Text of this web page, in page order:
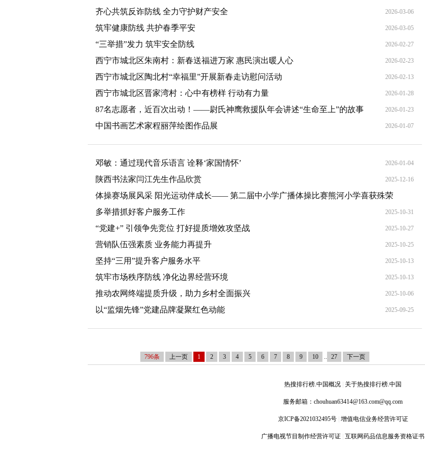
齐心共筑反诈防线 全力守护财产安全 2026-03-06
筑牢健康防线 共护春季平安 2026-03-05
“三举措”发力 筑牢安全防线 2026-02-27
西宁市城北区朱南村：新春送福进万家 惠民演出暖人心 2026-02-23
西宁市城北区陶北村“幸福里”开展新春走访慰问活动 2026-02-13
西宁市城北区晋家湾村：心中有榜样 行动有力量 2026-01-28
87名志愿者，近百次出动！——尉氏神鹰救援队年会讲述“生命至上”的故事 2026-01-23
中国书画艺术家程丽萍绘图作品展 2026-01-07
邓敏：通过现代音乐语言 诠释‘家国情怀‌’ 2026-01-04
陕西书法家闫江先生作品欣赏 2025-12-16
体操赛场展风采 阳光运动伴成长—— 第二届中小学广播体操比赛熊河小学喜获殊荣
2025-11-28
多举措抓好客户服务工作 2025-10-31
“党建+” 引领争先竞位 打好提质增效攻坚战 2025-10-27
营销队伍强素质 业务能力再提升 2025-10-25
坚持“三用”提升客户服务水平 2025-10-13
筑牢市场秩序防线 净化边界经营环境 2025-10-13
推动农网终端提质升级，助力乡村全面振兴 2025-10-06
以“监烟先锋”党建品牌凝聚红色动能 2025-09-25
796条 上一页 1 2 3 4 5 6 7 8 9 10 .. 27 下一页
热搜排行榜.中国概况 关于热搜排行榜.中国
服务邮箱： chouhuan63414@163.com@qq.com
京ICP备2021032495号 增值电信业务经营许可证
广播电视节目制作经营许可证 互联网药品信息服务资格证书